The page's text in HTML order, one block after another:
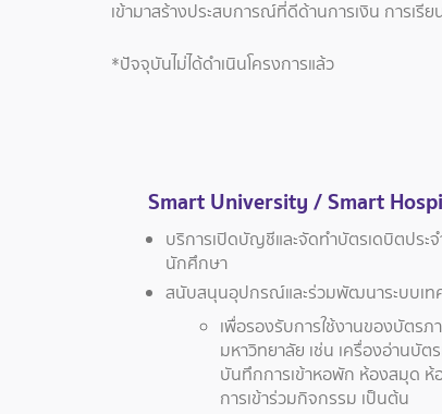
เข้ามาสร้างประสบการณ์ที่ดีด้านการเงิน การเรี
*ปัจจุบันไม่ได้ดำเนินโครงการแล้ว
Smart University / Smart
บริการเปิดบัญชีและจัดทำบัตรเดบิตประ
นักศึกษา
สนับสนุนอุปกรณ์และร่วมพัฒนาระบบเทค
เพื่อรองรับการใช้งานของบัตรภ
มหาวิทยาลัย เช่น เครื่องอ่านบัต
บันทึกการเข้าหอพัก ห้องสมุด ห้
การเข้าร่วมกิจกรรม เป็นต้น